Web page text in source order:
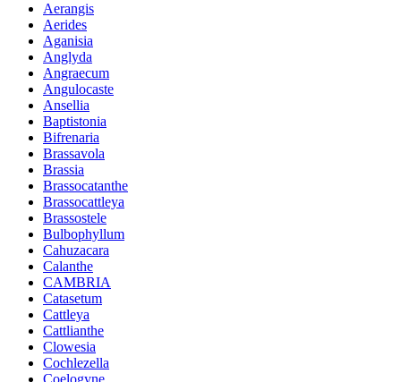
Aerangis
Aerides
Aganisia
Anglyda
Angraecum
Angulocaste
Ansellia
Baptistonia
Bifrenaria
Brassavola
Brassia
Brassocatanthe
Brassocattleya
Brassostele
Bulbophyllum
Cahuzacara
Calanthe
CAMBRIA
Catasetum
Cattleya
Cattlianthe
Clowesia
Cochlezella